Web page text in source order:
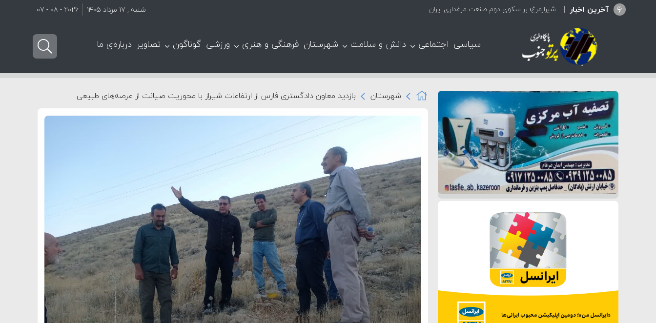
آخرین اخبار شیرازمرغ؛ بر سکوی دوم صنعت مرغداری ایران شنبه , ۱۷ مرداد ۱۴۰۵ 2026 - 08 - 07
سیاسی اجتماعی دانش و سلامت شهرستان فرهنگی و هنری ورزشی گوناگون تصاویر درباره‌ی ما
شهرستان بازدید معاون دادگستری فارس از ارتفاعات شیراز با محوریت صیانت از عرصه‌های طبیعی